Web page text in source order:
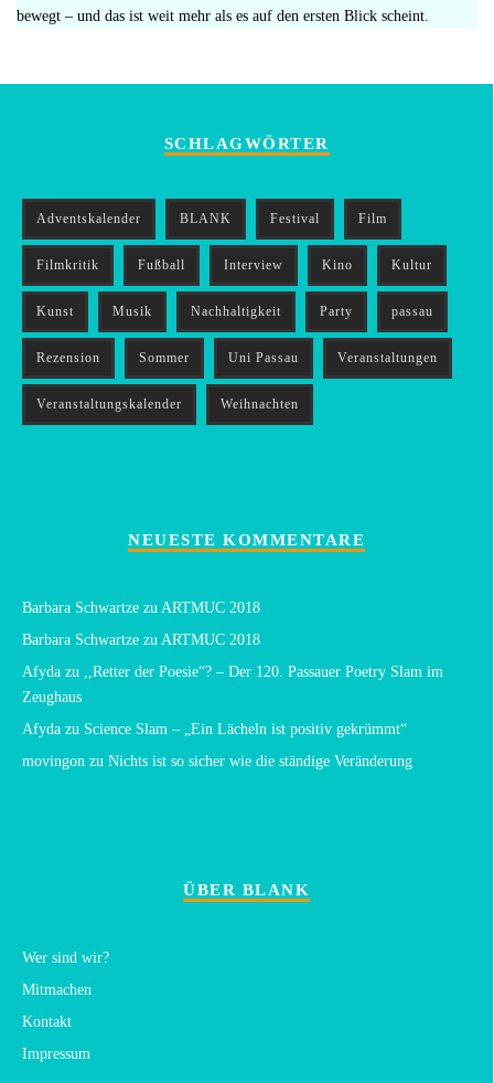
bewegt – und das ist weit mehr als es auf den ersten Blick scheint.
SCHLAGWÖRTER
Adventskalender BLANK Festival Film
Filmkritik Fußball Interview Kino Kultur
Kunst Musik Nachhaltigkeit Party passau
Rezension Sommer Uni Passau Veranstaltungen
Veranstaltungskalender Weihnachten
NEUESTE KOMMENTARE
Barbara Schwartze zu ARTMUC 2018
Barbara Schwartze zu ARTMUC 2018
Afyda zu
,,Retter der Poesie“? – Der 120. Passauer Poetry Slam im
Zeughaus
Afyda zu Science Slam – „Ein Lächeln ist positiv gekrümmt“
movingon zu Nichts ist so sicher wie die ständige Veränderung
ÜBER BLANK
Wer sind wir?
Mitmachen
Kontakt
Impressum